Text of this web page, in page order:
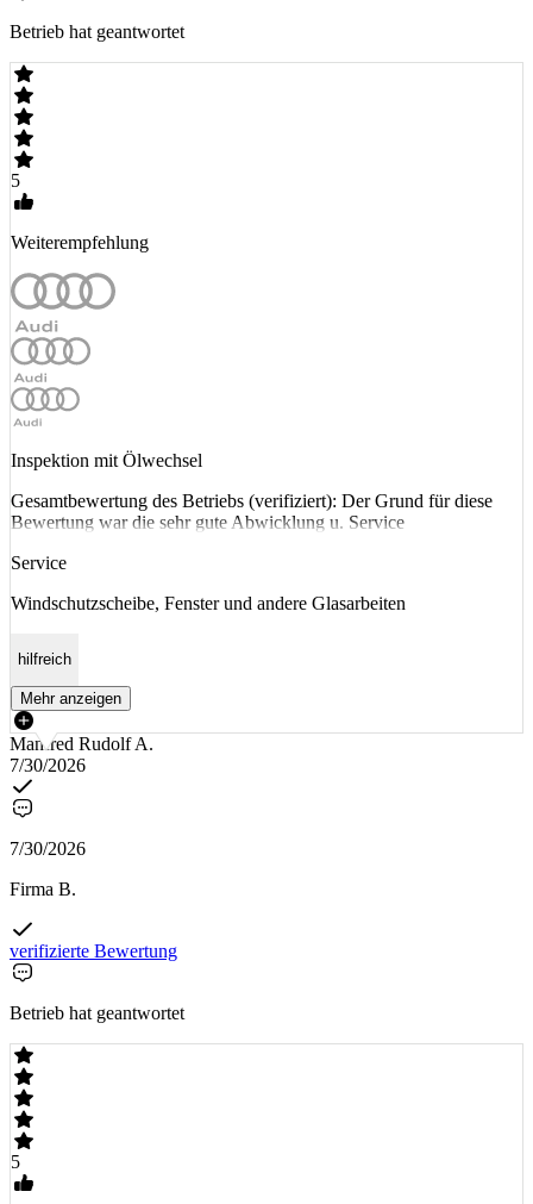
Betrieb hat geantwortet
5
Weiterempfehlung
Inspektion mit Ölwechsel
Gesamtbewertung des Betriebs (verifiziert): Der Grund für diese
Bewertung war die sehr gute Abwicklung u. Service
Service
Windschutzscheibe, Fenster und andere Glasarbeiten
hilfreich
Mehr anzeigen
Manfred Rudolf A.
7/30/2026
7/30/2026
Firma B.
verifizierte Bewertung
Betrieb hat geantwortet
5